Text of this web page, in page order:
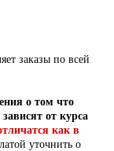
заказы по всей
о том что
от курса
как в
уточнить о